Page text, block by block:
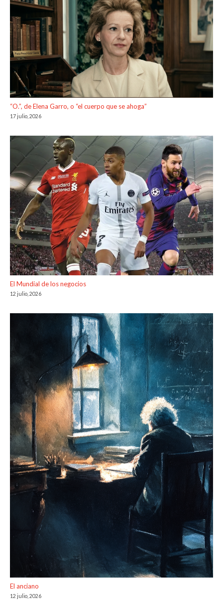
“O.”, de Elena Garro, o “el cuerpo que se ahoga”
17 julio, 2026
El Mundial de los negocios
12 julio, 2026
El anciano
12 julio, 2026